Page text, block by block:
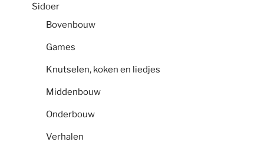
Sidoer
Bovenbouw
Games
Knutselen, koken en liedjes
Middenbouw
Onderbouw
Verhalen